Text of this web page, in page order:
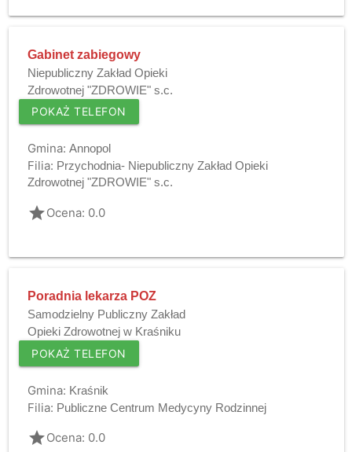
Gabinet zabiegowy
Niepubliczny Zakład Opieki
Zdrowotnej "ZDROWIE" s.c.
POKAŻ TELEFON
Gmina: Annopol
Filia: Przychodnia- Niepubliczny Zakład Opieki
Zdrowotnej "ZDROWIE" s.c.
gradeOcena: 0.0
Poradnia lekarza POZ
Samodzielny Publiczny Zakład
Opieki Zdrowotnej w Kraśniku
POKAŻ TELEFON
Gmina: Kraśnik
Filia: Publiczne Centrum Medycyny Rodzinnej
gradeOcena: 0.0